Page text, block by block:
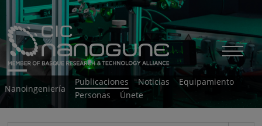
Nanoingeniería
Publicaciones Noticias
Equipamiento
Personas
Únete